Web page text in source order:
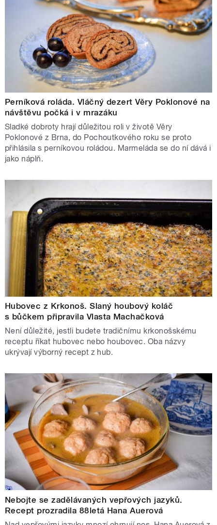
Perníková roláda. Vláčný dezert Věry Poklonové na
návštěvu počká i v mrazáku
Sladké dobroty hrají důležitou roli v životě Věry
Poklonové z Brna, do Pochoutkového roku se proto
přihlásila s perníkovou roládou. Marmeláda se do ní dává i
jako náplň.
Hubovec z Krkonoš. Slaný houbový koláč
s bůčkem připravila Vlasta Machačková
Není důležité, jestli budete tradičnímu krkonošskému
receptu říkat hubovec nebo houbovec. Oba názvy
ukrývají výborný recept z hub.
Nebojte se zadělávaných vepřových jazyků.
Recept prozradila 88letá Hana Auerová